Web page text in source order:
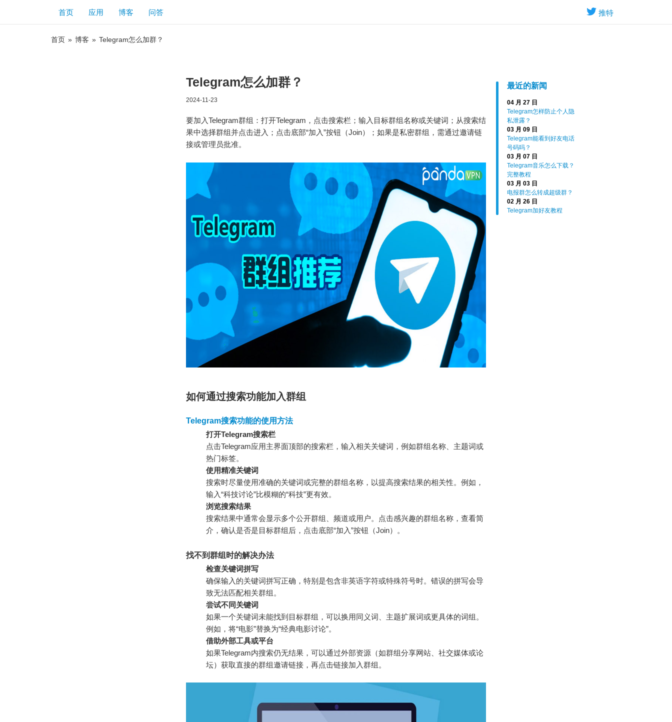
推特
首页 应用 博客 问答
首页 » 博客 » Telegram怎么加群？
最近的新闻
04 月 27 日
Telegram怎样防止个人隐
私泄露？
03 月 09 日
Telegram能看到好友电话
号码吗？
03 月 07 日
Telegram音乐怎么下载？
完整教程
03 月 03 日
电报群怎么转成超级群？
02 月 26 日
Telegram加好友教程
Telegram怎么加群？
2024-11-23
要加入Telegram群组：打开Telegram，点击搜索栏；输入目标群组名称或关键词；从搜索结
果中选择群组并点击进入；点击底部“加入”按钮（Join）；如果是私密群组，需通过邀请链
接或管理员批准。
如何通过搜索功能加入群组
Telegram搜索功能的使用方法
打开Telegram搜索栏
点击Telegram应用主界面顶部的搜索栏，输入相关关键词，例如群组名称、主题词或
热门标签。
使用精准关键词
搜索时尽量使用准确的关键词或完整的群组名称，以提高搜索结果的相关性。例如，
输入“科技讨论”比模糊的“科技”更有效。
浏览搜索结果
搜索结果中通常会显示多个公开群组、频道或用户。点击感兴趣的群组名称，查看简
介，确认是否是目标群组后，点击底部“加入”按钮（Join）。
找不到群组时的解决办法
检查关键词拼写
确保输入的关键词拼写正确，特别是包含非英语字符或特殊符号时。错误的拼写会导
致无法匹配相关群组。
尝试不同关键词
如果一个关键词未能找到目标群组，可以换用同义词、主题扩展词或更具体的词组。
例如，将“电影”替换为“经典电影讨论”。
借助外部工具或平台
如果Telegram内搜索仍无结果，可以通过外部资源（如群组分享网站、社交媒体或论
坛）获取直接的群组邀请链接，再点击链接加入群组。